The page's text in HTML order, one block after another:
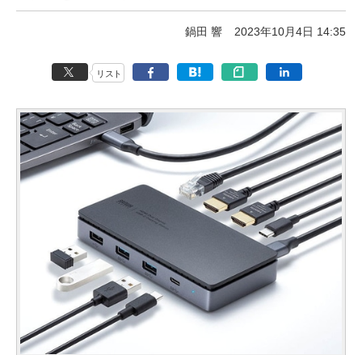
鍋田 響 2023年10月4日 14:35
リスト